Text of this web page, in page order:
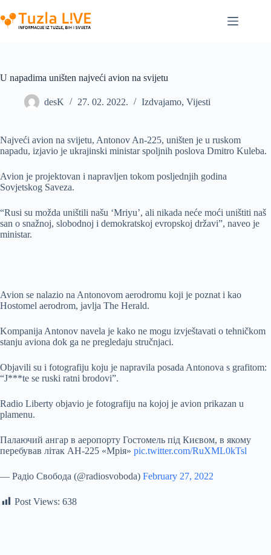
to
content
U napadima uništen najveći avion na svijetu
desK 27. 02. 2022. Izdvajamo, Vijesti
Najveći avion na svijetu, Antonov An-225, uništen je u ruskom
napadu, izjavio je ukrajinski ministar spoljnih poslova Dmitro Kuleba.
Avion je projektovan i napravljen tokom posljednjih godina
Sovjetskog Saveza.
“Rusi su možda uništili našu ‘Mriyu’, ali nikada neće moći uništiti naš
san o snažnoj, slobodnoj i demokratskoj evropskoj državi”, naveo je
ministar.
Avion se nalazio na Antonovom aerodromu koji je poznat i kao
Hostomel aerodrom, javlja The Herald.
Kompanija Antonov navela je kako ne mogu izvještavati o tehničkom
stanju aviona dok ga ne pregledaju stručnjaci.
Objavili su i fotografiju koju je napravila posada Antonova s grafitom:
“J***te se ruski ratni brodovi”.
Radio Liberty objavio je fotografiju na kojoj je avion prikazan u
plamenu.
Палаючий ангар в аеропорту Гостомель під Києвом, в якому
перебував літак АН-225 «Мрія» pic.twitter.com/RuXML0kTsl
— Радіо Свобода (@radiosvoboda) February 27, 2022
Post Views: 638